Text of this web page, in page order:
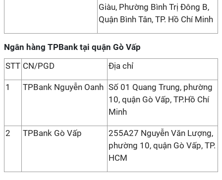
Giàu, Phường Bình Trị Đông B,
Quận Bình Tân, TP. Hồ Chí Minh
Ngân hàng TPBank tại quận Gò Vấp
STT CN/PGD Địa chỉ
1 TPBank Nguyễn Oanh Số 01 Quang Trung, phường
10, quận Gò Vấp, TP.Hồ Chí
Minh
2 TPBank Gò Vấp
255A27 Nguyễn Văn Lượng,
phường 10, quận Gò Vấp, TP.
HCM